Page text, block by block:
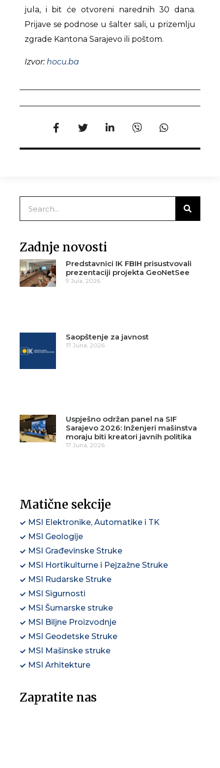
jula, i bit će otvoreni narednih 30 dana.
Prijave se podnose u šalter sali, u prizemlju
zgrade Kantona Sarajevo ili poštom.
Izvor:hocu.ba
Zadnje novosti
Predstavnici IK FBIH prisustvovali
prezentaciji projekta GeoNetSee
9 Jula, 2026
Saopštenje za javnost
17 Juna, 2026
Uspješno održan panel na SIF
Sarajevo 2026: Inženjeri mašinstva
moraju biti kreatori javnih politika
17 Juna, 2026
Matične sekcije
MSI Elektronike, Automatike i TK
MSI Geologije
MSI Građevinske Struke
MSI Hortikulturne i Pejzažne Struke
MSI Rudarske Struke
MSI Sigurnosti
MSI Šumarske struke
MSI Biljne Proizvodnje
MSI Geodetske Struke
MSI Mašinske struke
MSI Arhitekture
Zapratite nas